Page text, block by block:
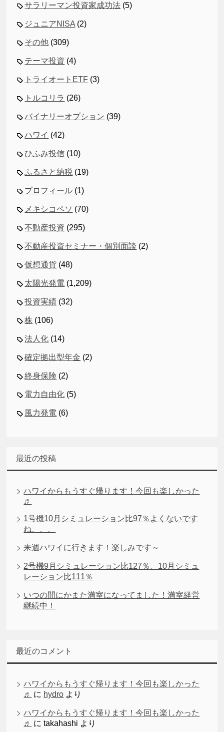
サラリーマン投資家成功法 (5)
ジュニアNISA (2)
その他 (309)
テーマ投資 (4)
トライオートETF (3)
トルコリラ (26)
バイナリーオプション (39)
ハワイ (42)
ひふみ投信 (10)
ふるさと納税 (19)
プロフィール (1)
メキシコペソ (70)
不動産投資 (295)
不動産投資セミナー・個別面談 (2)
仮想通貨 (48)
太陽光発電 (1,209)
投資実績 (32)
株 (106)
法人化 (14)
確定拠出型年金 (2)
終身保険 (2)
電力自由化 (5)
風力発電 (6)
最近の投稿
ハワイからもうすぐ帰ります！今回も楽しかった
♬
1号機10月シミュレーション比97％よくないです
ね。。。
来週ハワイに行きます！楽しみです～
2号機9月シミュレーション比127％、10月シミュ
レーション比111％
いつの間にかまた満室になってました！満室経営
継続中！
最近のコメント
ハワイからもうすぐ帰ります！今回も楽しかった
♬
に hydro より
ハワイからもうすぐ帰ります！今回も楽しかった
♬
にtakahashi より